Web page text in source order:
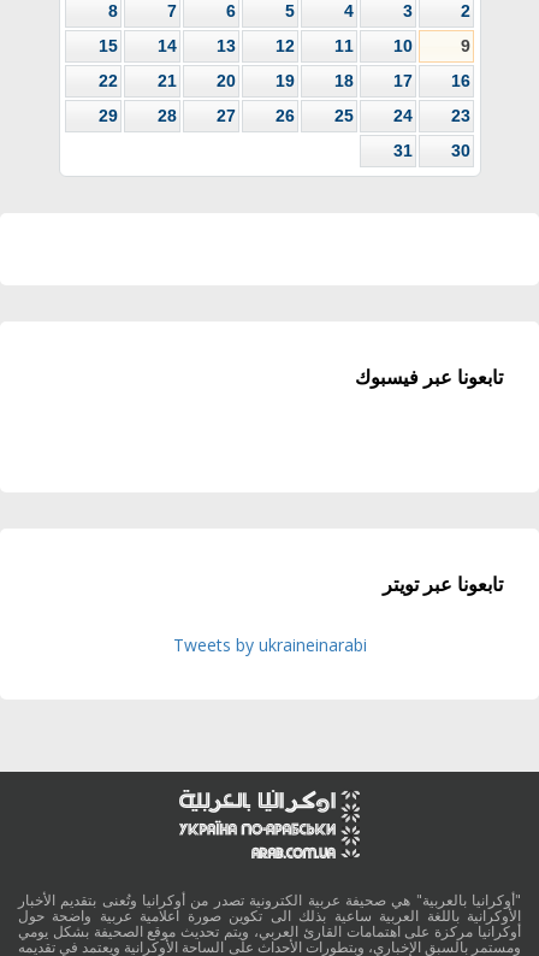
2
3
4
5
6
7
8
9
10
11
12
13
14
15
16
17
18
19
20
21
22
23
24
25
26
27
28
29
30
31
تابعونا عبر فيسبوك
تابعونا عبر تويتر
Tweets by ukraineinarabi
"أوكرانيا بالعربية" هي صحيفة عربية الكترونية تصدر من أوكرانيا وتُعنى بتقديم الأخبار
الأوكرانية باللغة العربية ساعية بذلك الى تكوين صورة اعلامية عربية واضحة حول
أوكرانيا مركزة على اهتمامات القارئ العربي، ويتم تحديث موقع الصحيفة بشكل يومي
ومستمر بالسبق الإخباري، وبتطورات الأحداث على الساحة الأوكرانية ويعتمد في تقديمه